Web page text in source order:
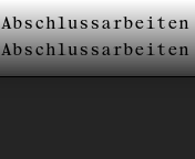
Abschlussarbeiten